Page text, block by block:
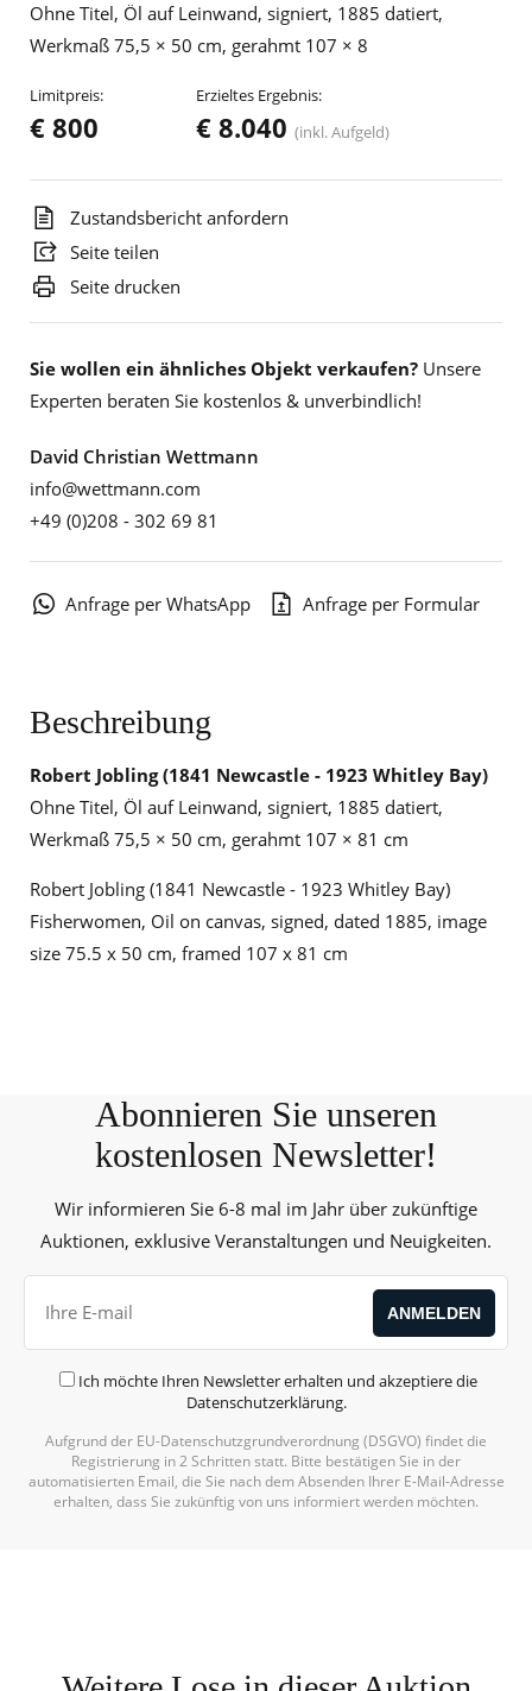
Ohne Titel, Öl auf Leinwand, signiert, 1885 datiert,
Werkmaß 75,5 × 50 cm, gerahmt 107 × 8
Limitpreis:
€ 800
Erzieltes Ergebnis:
€ 8.040 (inkl. Aufgeld)
Zustandsbericht anfordern
Seite teilen
Seite drucken
Sie wollen ein ähnliches Objekt verkaufen? Unsere
Experten beraten Sie kostenlos & unverbindlich!
David Christian Wettmann
info@wettmann.com
+49 (0)208 - 302 69 81
Anfrage per WhatsApp Anfrage per Formular
Beschreibung
Robert Jobling (1841 Newcastle - 1923 Whitley Bay)
Ohne Titel, Öl auf Leinwand, signiert, 1885 datiert,
Werkmaß 75,5 × 50 cm, gerahmt 107 × 81 cm
Robert Jobling (1841 Newcastle - 1923 Whitley Bay)
Fisherwomen, Oil on canvas, signed, dated 1885, image
size 75.5 x 50 cm, framed 107 x 81 cm
Abonnieren Sie unseren
kostenlosen Newsletter!
Wir informieren Sie 6-8 mal im Jahr über zukünftige
Auktionen, exklusive Veranstaltungen und Neuigkeiten.
Ich möchte Ihren Newsletter erhalten und akzeptiere die
Datenschutzerklärung.
Aufgrund der EU-Datenschutzgrundverordnung (DSGVO) findet die
Registrierung in 2 Schritten statt. Bitte bestätigen Sie in der
automatisierten Email, die Sie nach dem Absenden Ihrer E-Mail-Adresse
erhalten, dass Sie zukünftig von uns informiert werden möchten.